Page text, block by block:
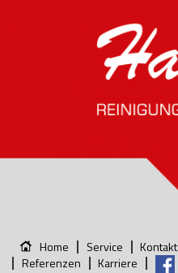
Home Service Kontakt
Referenzen
Karriere